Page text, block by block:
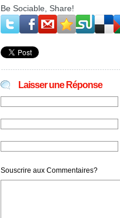
Be Sociable, Share!
Laisser une Réponse
Souscrire aux Commentaires?